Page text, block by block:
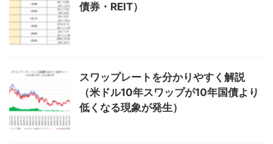
債券・REIT）
スワップレートを分かりやすく解説
（米ドル10年スワップが10年国債より
低くなる現象が発生）